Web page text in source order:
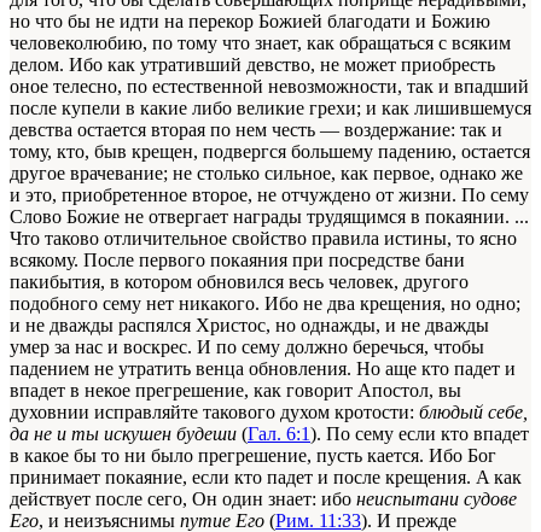
но что бы не идти на перекор Божией благодати и Божию
человеколюбию, по тому что знает, как обращаться с всяким
делом. Ибо как утративший девство, не может приобресть
оное телесно, по естественной невозможности, так и впадший
после купели в какие либо великие грехи; и как лишившемуся
девства остается вторая по нем честь — воздержание: так и
тому, кто, быв крещен, подвергся большему падению, остается
другое врачевание; не столько сильное, как первое, однако же
и это, приобретенное второе, не отчуждено от жизни. По сему
Слово Божие не отвергает награды трудящимся в покаянии. ...
Что таково отличительное свойство правила истины, то ясно
всякому. После первого покаяния при посредстве бани
пакибытия, в котором обновился весь человек, другого
подобного сему нет никакого. Ибо не два крещения, но одно;
и не дважды распялся Христос, но однажды, и не дважды
умер за нас и воскрес. И по сему должно беречься, чтобы
падением не утратить венца обновления. Но аще кто падет и
впадет в некое прегрешение, как говорит Апостол, вы
духовнии исправляйте такового духом кротости: блюдый себе,
да не и ты искушен будеши (Гал. 6:1). По сему если кто впадет
в какое бы то ни было прегрешение, пусть кается. Ибо Бог
принимает покаяние, если кто падет и после крещения. Α как
действует после сего, Он один знает: ибо неиспытани судове
Его, и неизъяснимы путие Его (Рим. 11:33). И прежде